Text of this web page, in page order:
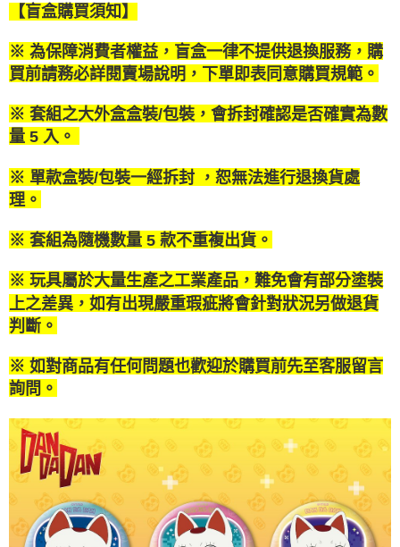
相關說明
1.本服務由台灣大哥大提供，台灣大哥大用戶可立即使用無須另外申請。
2.付款方式選擇「大哥付你分期」，訂單成立後會自動跳轉到大哥付的交易
流程，驗證手機門號後，選擇欲分期的期數、繳款截止日，確認付款後即完
3.實際核准額度、可分期數及費用金額請依後續交易確認頁面所載為準。
4.訂單成立30分鐘內，如未前往確認交易或遇審核未通過，訂單將自動取
消。如遇「轉專審核」未通過狀況，表示未達大哥付你分期系統評分，恕無
【繳款方式說明】
1.分期款項不併入電信帳單，「大哥付你分期」於每月結算日後寄送繳費提
醒簡訊。
帳／街口支付／iPASS MONEY」等通路繳費。
【注意事項】
1.本服務係由「台灣大哥大股份有限公司」（以下簡稱本公司）所提供，讓
用戶於交易時，得透過本服務購買商品或服務，並由商店將買賣／分期付款
買賣價金債權讓與本公司後，依約使用本公司帳單繳交帳款。
資料（包含姓名、電話或地址）提供予台灣大哥大進項蒐集、處理及利用，
由本公司與您本人進行分期帳單所需資料之確認、核對及更正。
3.完整用戶服務條款，請詳閱以下連結：
AFTEE先享後付
相關說明
AFTEE先享後付是「在收到商品之後才付款」的支付方式。 讓您購物簡單
便利好安心！
１．簡單：不需註冊會員、不需綁卡、不需儲值。
３．安心：先確認商品／服務後，再付款。
【「AFTEE先享後付」結帳流程】
結帳頁面，進行簡訊認證並確認金額後，即可完成結帳。
２．訂單成立數日內，您將收到繳費通知簡訊。
ATM／網路銀行／等多元方式進行付款，方視為交易完成。
※ 請注意：結帳手續完成當下不需立刻繳費，但若您需要取消訂單，請聯絡
購買商品的店家。未經商家同意取消之訂單仍視為有效，需透過AFTEE先享
後付繳納相關費用。
是否繳費成功／繳費後需取消欲退款等相關疑問，請聯繫「AFTEE先享後付
客戶支援中心」
１．透過由恩沛科技股份有限公司提供之「AFTEE先享後付」服務完成之交
易，需依本服務之必要範圍內提供個人資料，並將交易相關給付款項請求債
權轉讓予恩沛科技股份有限公司。
２．關於個人資料處理事宜，請瀏覽以下網址：
https://aftee.tw/terms/#terms3
３．未成年的使用者請事先徵得法定代理人或監護人之同意方可使用
「AFTEE先享後付」，若未經同意申辦者引起之損失，本公司不負相關責
任。
ATM付款
運送方式
付款後全家取貨
每筆NT$100，滿NT$1,200(含以上)免運費
付款後萊爾富取貨
付款後7-11取貨
每筆NT$100，滿NT$1,200(含以上)免運費
每筆NT$120，滿NT$1,200(含以上)免運費
每筆NT$300
【盲盒購買須知】
※ 為保障消費者權益，盲盒一律不提供退換服務，購
買前請務必詳閱賣場說明，下單即表同意購買規範。
※ 套組之大外盒盒裝/包裝，會拆封確認是否確實為數
量 5 入。
※ 單款盒裝/包裝一經拆封 ，恕無法進行退換貨處
理。
※ 套組為隨機數量 5 款不重複出貨。
※ 玩具屬於大量生產之工業產品，難免會有部分塗裝
上之差異，如有出現嚴重瑕疵將會針對狀況另做退貨
判斷。
※ 如對商品有任何問題也歡迎於購買前先至客服留言
詢問。